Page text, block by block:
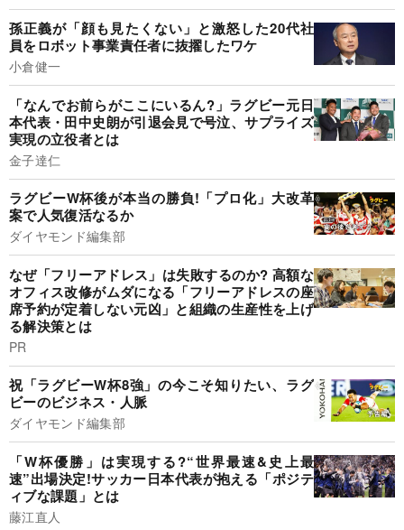
孫正義が「顔も見たくない」と激怒した20代社
員をロボット事業責任者に抜擢したワケ
小倉健一
「なんでお前らがここにいるん?」ラグビー元日
本代表・田中史朗が引退会見で号泣、サプライズ
実現の立役者とは
金子達仁
ラグビーW杯後が本当の勝負!「プロ化」大改革
案で人気復活なるか
ダイヤモンド編集部
なぜ「フリーアドレス」は失敗するのか? 高額な
オフィス改修がムダになる「フリーアドレスの座
席予約が定着しない元凶」と組織の生産性を上げ
る解決策とは
PR
祝「ラグビーW杯8強」の今こそ知りたい、ラグ
ビーのビジネス・人脈
ダイヤモンド編集部
「W杯優勝」は実現する?“世界最速&史上最
速”出場決定!サッカー日本代表が抱える「ポジテ
ィブな課題」とは
藤江直人